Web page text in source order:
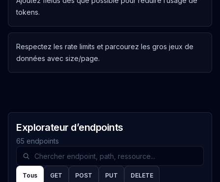
tokens.
Respectez les rate limits et parcourez les gros jeux de
données avec size/page.
Explorateur d’endpoints
65 endpoints
Tous GET POST PUT DELETE